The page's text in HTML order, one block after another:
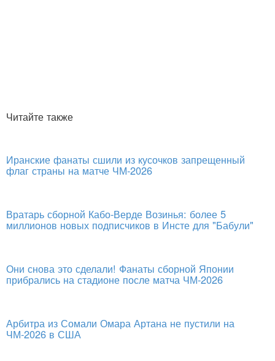
Читайте также
Иранские фанаты сшили из кусочков запрещенный
флаг страны на матче ЧМ-2026
Вратарь сборной Кабо-Верде Возинья: более 5
миллионов новых подписчиков в Инсте для "Бабули"
Они снова это сделали! Фанаты сборной Японии
прибрались на стадионе после матча ЧМ-2026
Арбитра из Сомали Омара Артана не пустили на
ЧМ-2026 в США